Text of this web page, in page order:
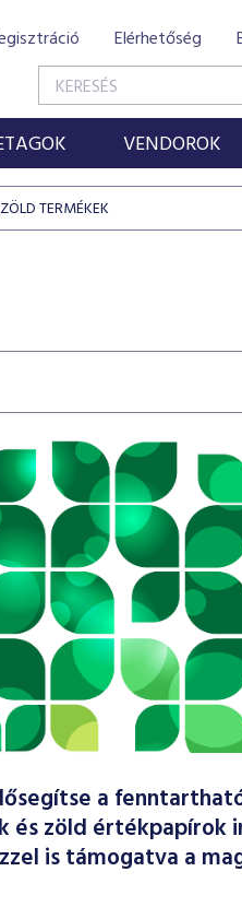
Elérhetőség
VENDOROK
ZÖLD TERMÉKEK
a
és zöld értékpapírok
is támogatva a